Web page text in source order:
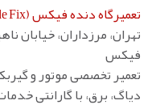
تعمیرگاه دنده فیکس (Dande Fix)
تهران، مرزداران، خیابان
فیکس
تعمیر تخصصی موتور و
دیاگ، برق، با گارانتی